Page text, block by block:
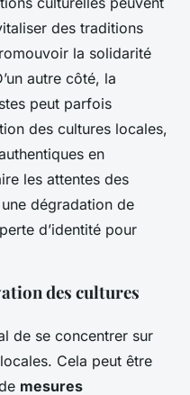
des traditions
la solidarité
autre côté, la
peut parfois
des cultures locales,
en
les attentes des
dégradation de
d’identité pour
des cultures
de se concentrer sur
Cela peut être
mesures